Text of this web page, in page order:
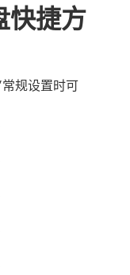
快捷方
常规设置时可